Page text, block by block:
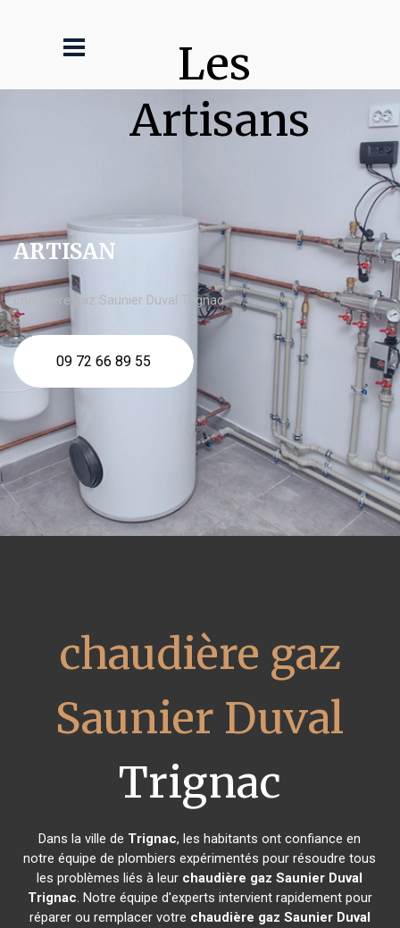
Les
Artisans
ARTISAN
chaudière gaz Saunier Duval Trignac
09 72 66 89 55
chaudière gaz
Saunier Duval
Trignac
Dans la ville de Trignac, les habitants ont confiance en
notre équipe de plombiers expérimentés pour résoudre tous
les problèmes liés à leur chaudière gaz Saunier Duval
Trignac. Notre équipe d'experts intervient rapidement pour
réparer ou remplacer votre chaudière gaz Saunier Duval